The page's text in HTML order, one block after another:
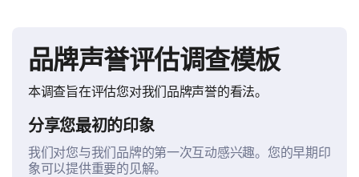
品牌声誉评估调查模板
本调查旨在评估您对我们品牌声誉的看法。
分享您最初的印象
我们对您与我们品牌的第一次互动感兴趣。您的早期印
象可以提供重要的见解。